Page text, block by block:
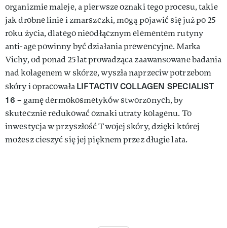
organizmie maleje, a pierwsze oznaki tego procesu, takie
jak drobne linie i zmarszczki, mogą pojawić się już po 25
roku życia, dlatego nieodłącznym elementem rutyny
anti-age powinny być działania prewencyjne. Marka
Vichy, od ponad 25 lat prowadząca zaawansowane badania
nad kolagenem w skórze, wyszła naprzeciw potrzebom
skóry i opracowałaLIFTACTIV COLLAGEN SPECIALIST
16 – gamę dermokosmetyków stworzonych, by
skutecznie redukować oznaki utraty kolagenu. To
inwestycja w przyszłość Twojej skóry, dzięki której
możesz cieszyć się jej pięknem przez długie lata.